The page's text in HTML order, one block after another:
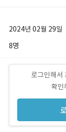
2024년 02월 29일
8명
로그인해서
확인